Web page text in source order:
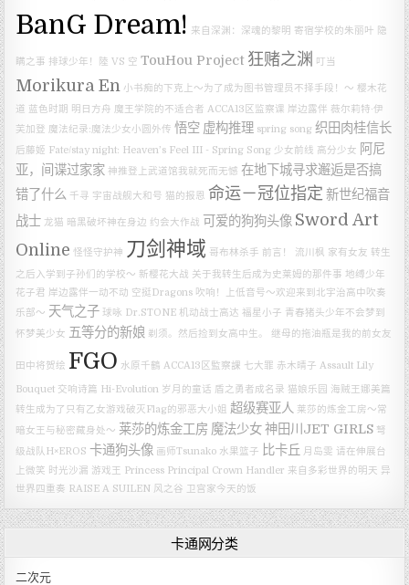
BanG Dream! 来自深渊：深魂的黎明 寄宿学校的朱丽叶 隐
瞒之事 排球少年！陸 VS 空 TouHou Project 狂赌之渊 叮当
Morikura En 小书痴的下克上～为了成为图书管理员不择手段！～ 樱木花
道 蓝色时期 明日方舟 魔王学院的不适合者 ACCA13区监察课 岸边露伴 薇尔莉特·伊
芙加登 魔法纪录:魔法少女小圆外传 悟空 虚构推理 spring song 织田肉桂信长
后藤姬 Fate/stay night: Heaven’s Feel III - Spring Song 少女前线 高分少女 阿尼
亚，间谍过家家 神推登上武道馆我就死而无憾 在地下城寻求邂逅是否搞
错了什么 千寻 宇宙战舰大和号 猫的报恩 命运－冠位指定 新世纪福音
战士 龙猫 暗黑破坏神在身边 约会大作战 可爱的狗狗头像 Sword Art
Online 怪怪守护神 刀剑神域 哥布林杀手 前言！ 流川枫 家有女友 转生
之后入学到子孙们的学校～ 新樱花大战 关于我转生后成为史莱姆的那件事 地缚少年
花子君 岸边露伴一动不动 空挺Dragons 吹响！上低音号～欢迎来到北宇治高中吹奏
乐部～ 天气之子 球咏 Dr.STONE 机动战士高达 福星小子 青春猪头少年不会梦到
怀梦美少女 五等分的新娘 剃须。然后捡到女高中生。 继母的拖油瓶是我的前女友
田中将贺绘 FGO 水原千鶴 ACCA13区監察課 七大罪 赤木晴子 Assault Lily
Bouquet 交响诗篇 Hi-Evolution 岁月的童话 盾之勇者成名录 猫娘乐园 海贼王娜美篇
转生成为了只有乙女游戏破灭Flag的邪恶大小姐 超级赛亚人 莱莎的炼金工房～常
暗女王与秘密藏身处～ 莱莎的炼金工房 魔法少女 神田川JET GIRLS 弩
级战队H×EROS 卡通狗头像 画师Tsunako 水果篮子 比卡丘 月岛雯 请在伸展台
上微笑 时光沙漏 游戏王 Princess Principal Crown Handler 来自多彩世界的明天 异
世界四重奏 RAISE A SUILEN 风之谷 卫宫家今天的饭
卡通网分类
二次元